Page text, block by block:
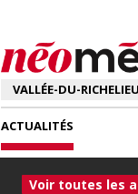
ACTUALITÉS
Voir toutes les